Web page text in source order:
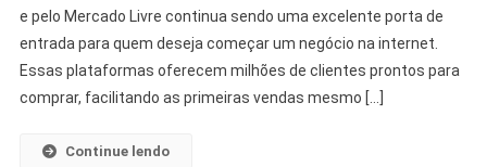
e pelo Mercado Livre continua sendo uma excelente porta de
entrada para quem deseja começar um negócio na internet.
Essas plataformas oferecem milhões de clientes prontos para
comprar, facilitando as primeiras vendas mesmo […]
Continue lendo